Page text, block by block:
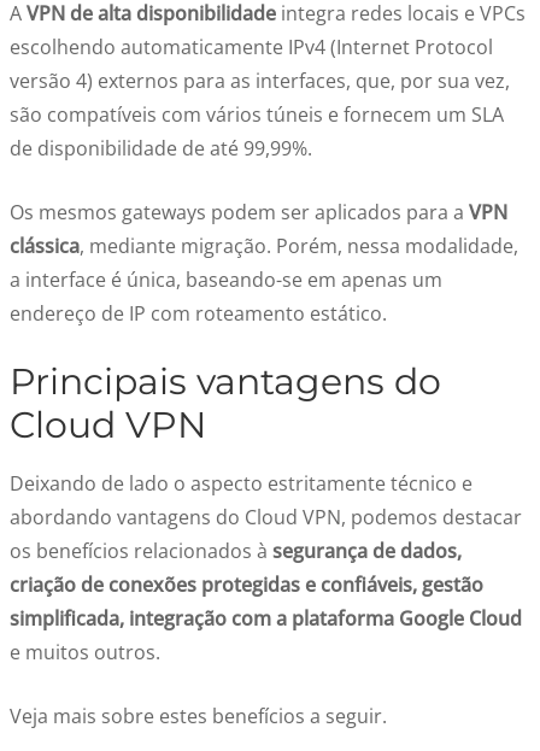
AVPN de alta disponibilidade integra redes locais e VPCs
escolhendo automaticamente IPv4 (Internet Protocol
versão 4) externos para as interfaces, que, por sua vez,
são compatíveis com vários túneis e fornecem um SLA
de disponibilidade de até 99,99%.
Os mesmos gateways podem ser aplicados para a VPN
clássica, mediante migração. Porém, nessa modalidade,
a interface é única, baseando-se em apenas um
endereço de IP com roteamento estático.
Principais vantagens do
Cloud VPN
Deixando de lado o aspecto estritamente técnico e
abordando vantagens do Cloud VPN, podemos destacar
os benefícios relacionados à segurança de dados,
criação de conexões protegidas e confiáveis, gestão
simplificada, integração com a plataforma Google Cloud
e muitos outros.
Veja mais sobre estes benefícios a seguir.